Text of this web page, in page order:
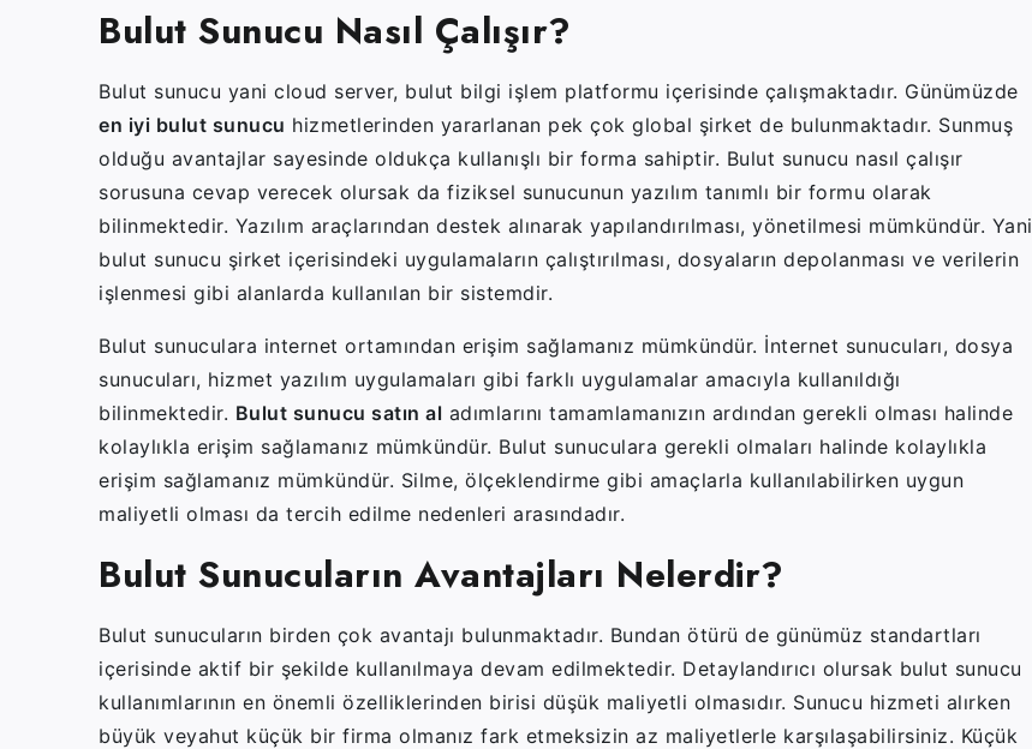
Bulut Sunucu Nasıl Çalışır?
Bulut sunucu yani cloud server, bulut bilgi işlem platformu içerisinde çalışmaktadır. Günümüzde
en iyi bulut sunucu hizmetlerinden yararlanan pek çok global şirket de bulunmaktadır. Sunmuş
olduğu avantajlar sayesinde oldukça kullanışlı bir forma sahiptir. Bulut sunucu nasıl çalışır
sorusuna cevap verecek olursak da fiziksel sunucunun yazılım tanımlı bir formu olarak
bilinmektedir. Yazılım araçlarından destek alınarak yapılandırılması, yönetilmesi mümkündür. Yani
bulut sunucu şirket içerisindeki uygulamaların çalıştırılması, dosyaların depolanması ve verilerin
işlenmesi gibi alanlarda kullanılan bir sistemdir.
Bulut sunuculara internet ortamından erişim sağlamanız mümkündür. İnternet sunucuları, dosya
sunucuları, hizmet yazılım uygulamaları gibi farklı uygulamalar amacıyla kullanıldığı
bilinmektedir. Bulut sunucu satın al adımlarını tamamlamanızın ardından gerekli olması halinde
kolaylıkla erişim sağlamanız mümkündür. Bulut sunuculara gerekli olmaları halinde kolaylıkla
erişim sağlamanız mümkündür. Silme, ölçeklendirme gibi amaçlarla kullanılabilirken uygun
maliyetli olması da tercih edilme nedenleri arasındadır.
Bulut Sunucuların Avantajları Nelerdir?
Bulut sunucuların birden çok avantajı bulunmaktadır. Bundan ötürü de günümüz standartları
içerisinde aktif bir şekilde kullanılmaya devam edilmektedir. Detaylandırıcı olursak bulut sunucu
kullanımlarının en önemli özelliklerinden birisi düşük maliyetli olmasıdır. Sunucu hizmeti alırken
büyük veyahut küçük bir firma olmanız fark etmeksizin az maliyetlerle karşılaşabilirsiniz. Küçük